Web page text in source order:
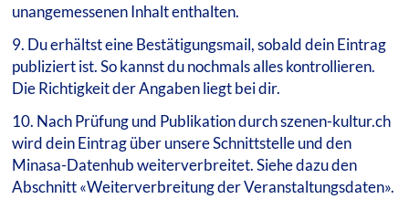
unangemessenen Inhalt enthalten.
9. Du erhältst eine Bestätigungsmail, sobald dein Eintrag
publiziert ist. So kannst du nochmals alles kontrollieren.
Die Richtigkeit der Angaben liegt bei dir.
10. Nach Prüfung und Publikation durch szenen-kultur.ch
wird dein Eintrag über unsere Schnittstelle und den
Minasa-Datenhub weiterverbreitet. Siehe dazu den
Abschnitt «Weiterverbreitung der Veranstaltungsdaten».